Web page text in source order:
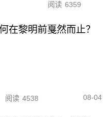
阅读 6359
在黎明前戛然而止？
阅读 4538 08-04